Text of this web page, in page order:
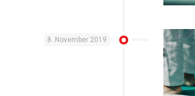
8. November 2019